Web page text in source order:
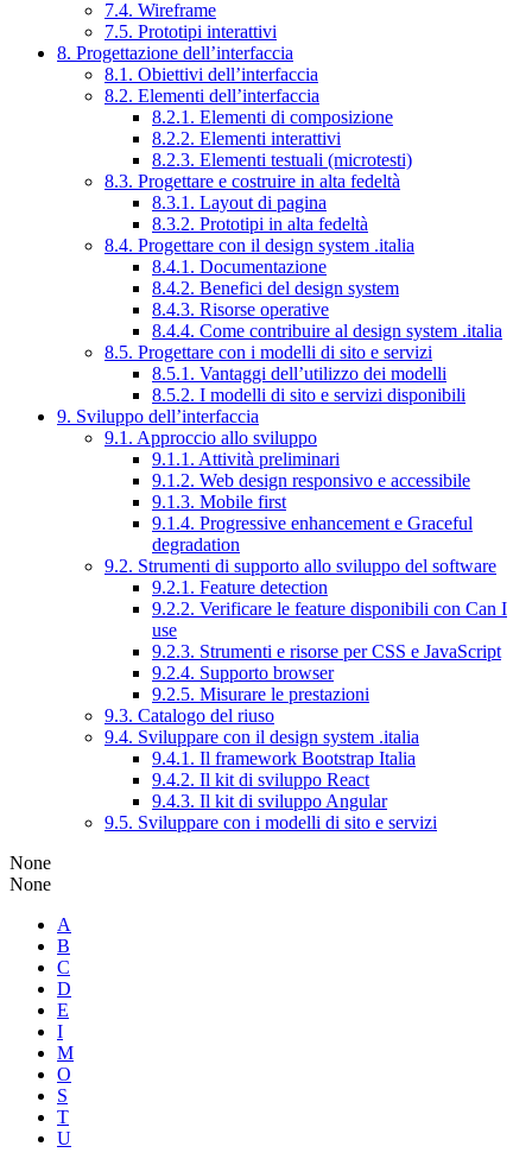
7.4. Wireframe
7.5. Prototipi interattivi
8. Progettazione dell’interfaccia
8.1. Obiettivi dell’interfaccia
8.2. Elementi dell’interfaccia
8.2.1. Elementi di composizione
8.2.2. Elementi interattivi
8.2.3. Elementi testuali (microtesti)
8.3. Progettare e costruire in alta fedeltà
8.3.1. Layout di pagina
8.3.2. Prototipi in alta fedeltà
8.4. Progettare con il design system .italia
8.4.1. Documentazione
8.4.2. Benefici del design system
8.4.3. Risorse operative
8.4.4. Come contribuire al design system .italia
8.5. Progettare con i modelli di sito e servizi
8.5.1. Vantaggi dell’utilizzo dei modelli
8.5.2. I modelli di sito e servizi disponibili
9. Sviluppo dell’interfaccia
9.1. Approccio allo sviluppo
9.1.1. Attività preliminari
9.1.2. Web design responsivo e accessibile
9.1.3. Mobile first
9.1.4. Progressive enhancement e Graceful
degradation
9.2. Strumenti di supporto allo sviluppo del software
9.2.1. Feature detection
9.2.2. Verificare le feature disponibili con Can I
use
9.2.3. Strumenti e risorse per CSS e JavaScript
9.2.4. Supporto browser
9.2.5. Misurare le prestazioni
9.3. Catalogo del riuso
9.4. Sviluppare con il design system .italia
9.4.1. Il framework Bootstrap Italia
9.4.2. Il kit di sviluppo React
9.4.3. Il kit di sviluppo Angular
9.5. Sviluppare con i modelli di sito e servizi
None
None
A
B
C
D
E
I
M
O
S
T
U